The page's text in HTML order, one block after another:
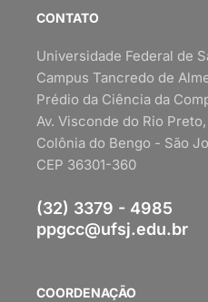
CONTATO
Universidade Federal de
Campus Tancredo de
Prédio da Ciência da
Av. Visconde do Rio
Colônia do Bengo - São
CEP 36301-360
(32) 3379 - 4985
ppgcc@ufsj.edu.br
COORDENAÇÃO